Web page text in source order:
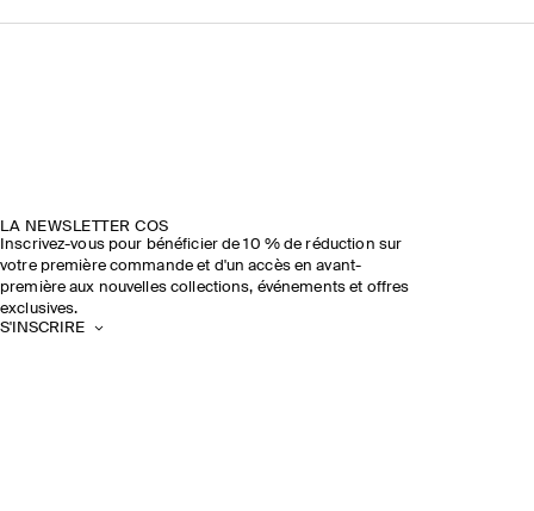
LA NEWSLETTER COS
Inscrivez-vous pour bénéficier de 10 % de réduction sur
votre première commande et d'un accès en avant-
première aux nouvelles collections, événements et offres
exclusives.
S'INSCRIRE